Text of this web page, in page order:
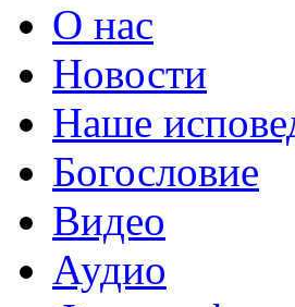
О нас
Новости
Наше
Богословие
Видео
Аудио